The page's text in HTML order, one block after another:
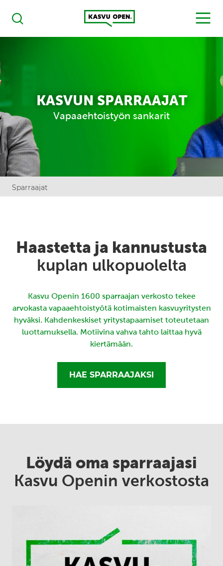
Haku
Kasvu Open
MENU
KASVUN SPARRAAJAT
Vapaaehtoistyön sankarit
Sparraajat
Haastetta ja kannustusta
kuplan ulkopuolelta
Kasvu Openin 1600 sparraajan verkosto tekee
arvokasta vapaaehtoistyötä kotimaisten kasvuyritysten
hyväksi. Kahdenkeskiset yritystapaamiset toteutetaan
luottamuksella. Motiivina vahva tahto laittaa hyvä
kiertämään.
HAE SPARRAAJAKSI
Löydä oma sparraajasi
Kasvu Openin verkostosta